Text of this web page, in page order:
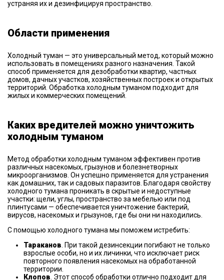
устраняя их и дезинфицируя пространство.
Области применения
Холодный туман — это универсальный метод, который можно
использовать в помещениях разного назначения. Такой
способ применяется для дезобработки квартир, частных
домов, дачных участков, хозяйственных построек и открытых
территорий. Обработка холодным туманом подходит для
жилых и коммерческих помещений.
Каких вредителей можно уничтожить
холодным туманом
Метод обработки холодным туманом эффективен против
различных насекомых, грызунов и болезнетворных
микроорганизмов. Он успешно применяется для устранения
как домашних, так и садовых паразитов. Благодаря свойству
холодного тумана проникать в скрытые и недоступные
участки: щели, углы, пространство за мебелью или под
плинтусами — обеспечивается уничтожение бактерий,
вирусов, насекомых и грызунов, где бы они ни находились.
С помощью холодного тумана мы поможем истребить:
Тараканов . При такой дезинсекции погибают не только
взрослые особи, но и их личинки, что исключает риск
повторного появления насекомых на обработанной
территории.
Клопов . Этот способ обработки отлично подходит для